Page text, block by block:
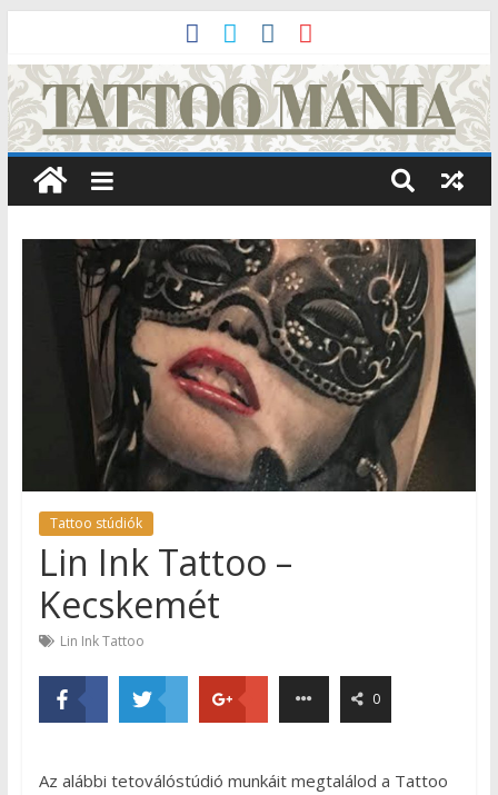
Tattoo stúdiók
Lin Ink Tattoo –
Kecskemét
Lin Ink Tattoo
0
Az alábbi tetoválóstúdió munkáit megtalálod a Tattoo